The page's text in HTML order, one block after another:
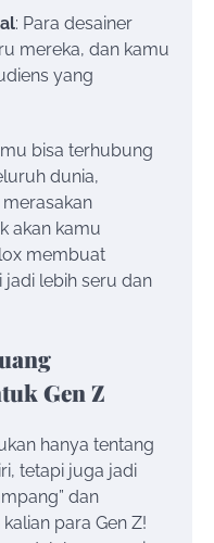
: Para desainer
mereka, dan kamu
yang
bisa terhubung
dunia,
akan kamu
membuat
jadi lebih seru dan
Gen Z
hanya tentang
tetapi juga jadi
dan
para Gen Z!